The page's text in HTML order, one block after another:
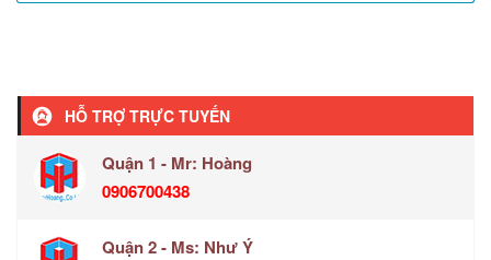
HỖ TRỢ TRỰC TUYẾN
Quận 1 - Mr: Hoàng
0906700438
Quận 2 - Ms: Như Ý